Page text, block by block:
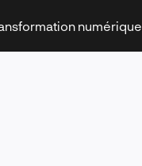
numérique.